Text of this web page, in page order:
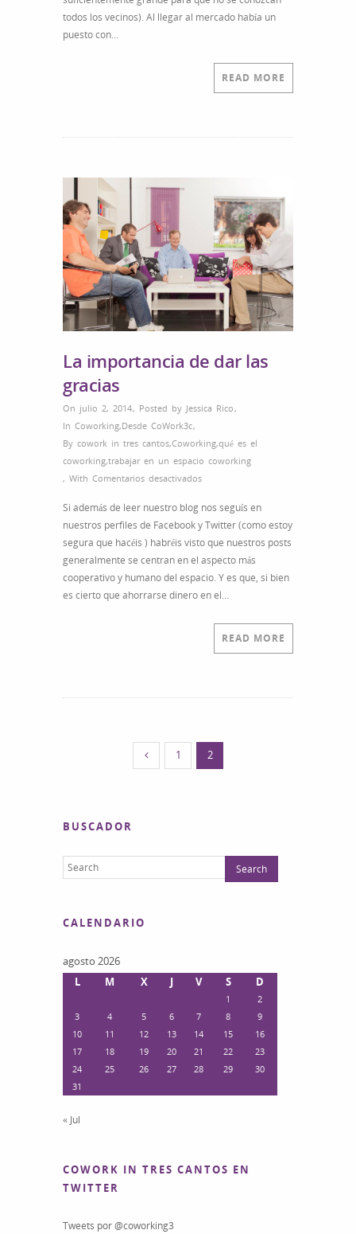
honestidad
todos los vecinos). Al llegar al mercado había un
puesto con…
READ MORE
La importancia de dar las
gracias
On julio 2, 2014, Posted by Jessica Rico,
In Coworking,Desde CoWork3c,
By cowork in tres cantos,Coworking,qué es el
coworking,trabajar en un espacio coworking
, With Comentarios desactivadosen
importancia
de
dar
las
gracias
Si además de leer nuestro blog nos seguís en
nuestros perfiles de Facebook y Twitter (como estoy
segura que hacéis ) habréis visto que nuestros posts
generalmente se centran en el aspecto más
cooperativo y humano del espacio. Y es que, si bien
es cierto que ahorrarse dinero en el…
READ MORE
1 2
BUSCADOR
CALENDARIO
agosto 2026
L
M X J V S D
1
2
3
4 5 6 7 8
9
10
11 12 13 14 15
16
17
18 19 20 21 22
23
24
25 26 27 28 29
30
31
« Jul
COWORK IN TRES CANTOS EN
TWITTER
Tweets por @coworking3